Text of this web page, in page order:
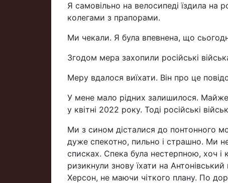
Я самовільно на велосипеді їздила на
колегами з прапорами.
Ми чекали. Я була впевнена, що
Згодом мера захопили російські
Меру вдалося виїхати. Він про це
У мене мало рідних залишилося. Майже
у квітні 2022 року. Тоді російські
Ми з сином дісталися до понтонного
дуже спекотно, пильно і страшно. Ми
списках. Спека була нестерпною, хоч і
ризикнули знову їхати на
Херсон, не маючи чіткого плану. По